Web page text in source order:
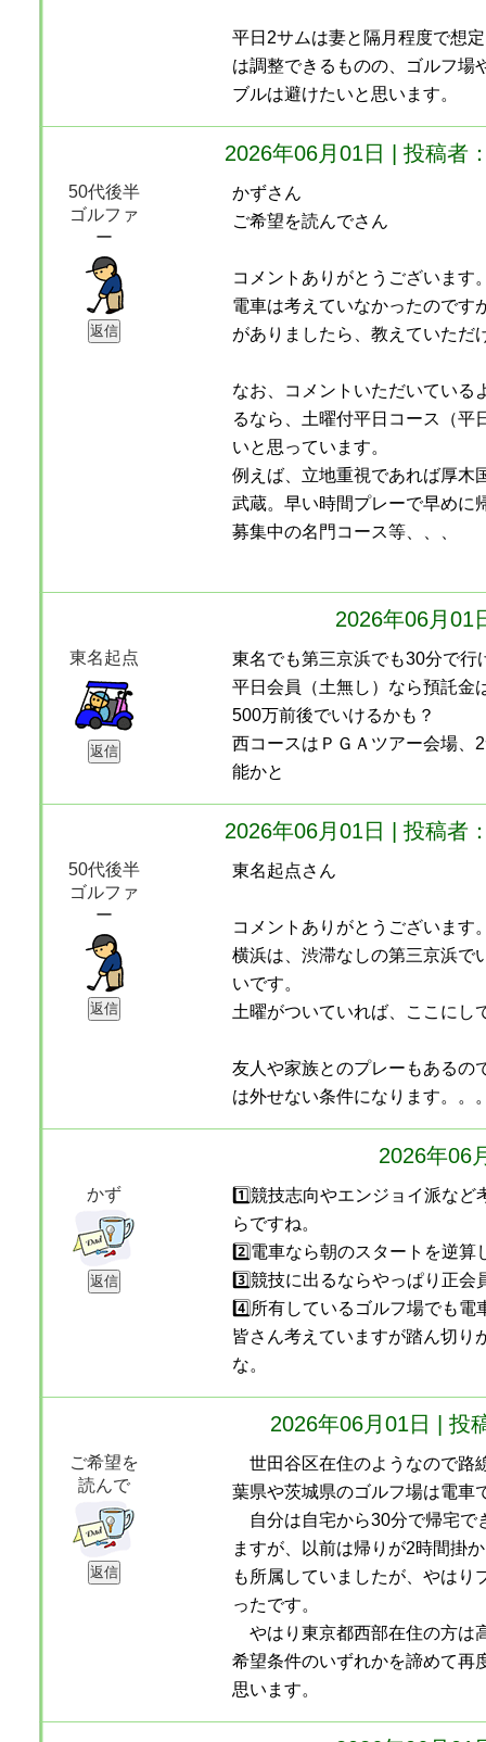
平日2サムは妻と隔月程度で想
は調整できるものの、ゴルフ場
ブルは避けたいと思います。
2026年06月01日 | 投稿者
50代後半
ゴルファ
ー
かずさん
ご希望を読んでさん
コメントありがとうございます
電車は考えていなかったのです
がありましたら、教えていただ
なお、コメントいただいている
るなら、土曜付平日コース（平
いと思っています。
例えば、立地重視であれば厚木
武蔵。早い時間プレーで早めに
募集中の名門コース等、、、
2026年06月01
東名起点
東名でも第三京浜でも30分で行
平日会員（土無し）なら預託金
500万前後でいけるかも？
西コースはＰＧＡツアー会場、
能かと
2026年06月01日 | 投稿者
50代後半
ゴルファ
ー
東名起点さん
コメントありがとうございます
横浜は、渋滞なしの第三京浜で
いです。
土曜がついていれば、ここにし
友人や家族とのプレーもあるの
は外せない条件になります。。
2026年06
かず
1️⃣競技志向やエンジョイ派など
らですね。
2️⃣電車なら朝のスタートを逆算
3️⃣競技に出るならやっぱり正会
4️⃣所有しているゴルフ場でも電
皆さん考えていますが踏ん切り
な。
2026年06月01日 | 投
ご希望を
読んで
世田谷区在住のようなので路
葉県や茨城県のゴルフ場は電車
自分は自宅から30分で帰宅で
ますが、以前は帰りが2時間掛
も所属していましたが、やはり
ったです。
やはり東京都西部在住の方は
希望条件のいずれかを諦めて再
思います。